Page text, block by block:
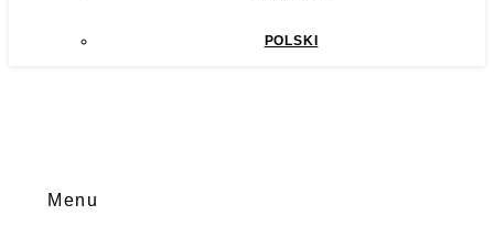
POLSKI
Menu